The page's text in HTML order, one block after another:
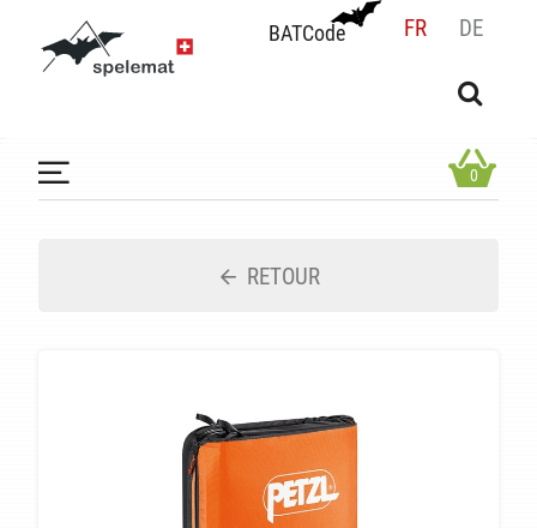
BATCode FR DE
BATCode
OK
0
RETOUR